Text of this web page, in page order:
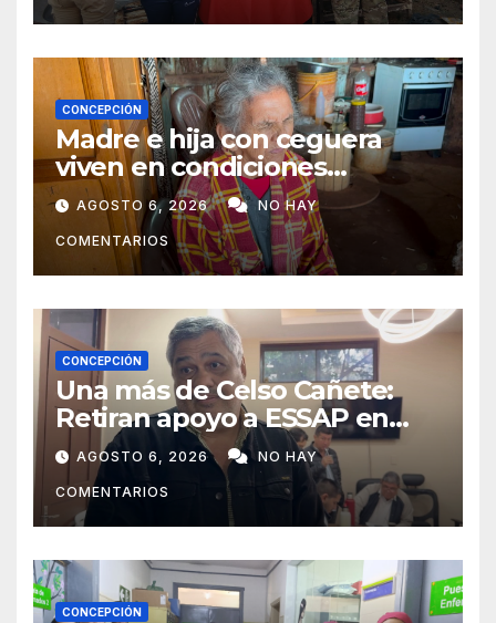
CONCEPCIÓN
Madre e hija con ceguera
viven en condiciones
precarias y vecinos impulsan
campaña solidaria para
ayudarlas
AGOSTO 6, 2026 NO HAY
COMENTARIOS
CONCEPCIÓN
Una más de Celso Cañete:
Retiran apoyo a ESSAP en
Concepción
AGOSTO 6, 2026 NO HAY
COMENTARIOS
CONCEPCIÓN